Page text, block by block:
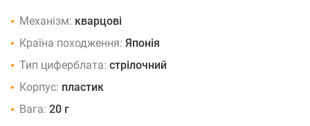
Механізм: кварцові
Країна походження: Японія
Тип циферблата: стрілочний
Корпус: пластик
Вага: 20 г